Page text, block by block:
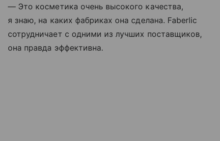
— Это косметика очень высокого качества,
я знаю, на каких фабриках она сделана. Faberlic
сотрудничает с одними из лучших поставщиков,
она правда эффективна.